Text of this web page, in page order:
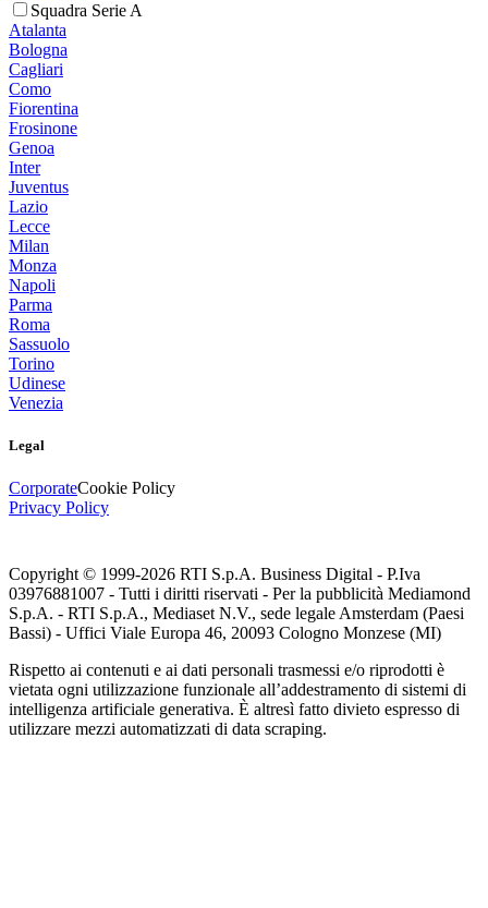
Squadra Serie A
Atalanta
Bologna
Cagliari
Como
Fiorentina
Frosinone
Genoa
Inter
Juventus
Lazio
Lecce
Milan
Monza
Napoli
Parma
Roma
Sassuolo
Torino
Udinese
Venezia
Legal
CorporateCookie Policy
Privacy Policy
Copyright © 1999-2026 RTI S.p.A. Business Digital - P.Iva
03976881007 - Tutti i diritti riservati - Per la pubblicità Mediamond
S.p.A. - RTI S.p.A., Mediaset N.V., sede legale Amsterdam (Paesi
Bassi) - Uffici Viale Europa 46, 20093 Cologno Monzese (MI)
Rispetto ai contenuti e ai dati personali trasmessi e/o riprodotti è
vietata ogni utilizzazione funzionale all’addestramento di sistemi di
intelligenza artificiale generativa. È altresì fatto divieto espresso di
utilizzare mezzi automatizzati di data scraping.